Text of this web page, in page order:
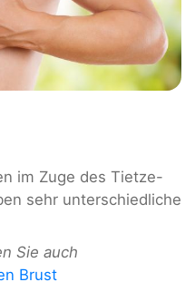
im Zuge des Tietze-
sehr unterschiedliche
Sie auch
Brust